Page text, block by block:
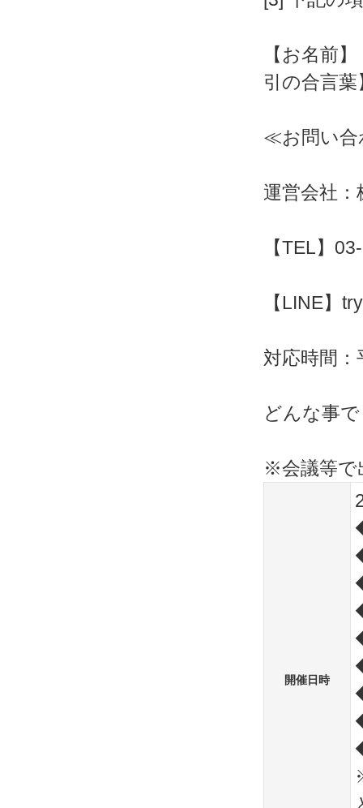
【お名前
引の合言葉
≪お問い
運営会社：
【TEL】
【LINE】
対応時間
どんな事
※会議等で
開催日時